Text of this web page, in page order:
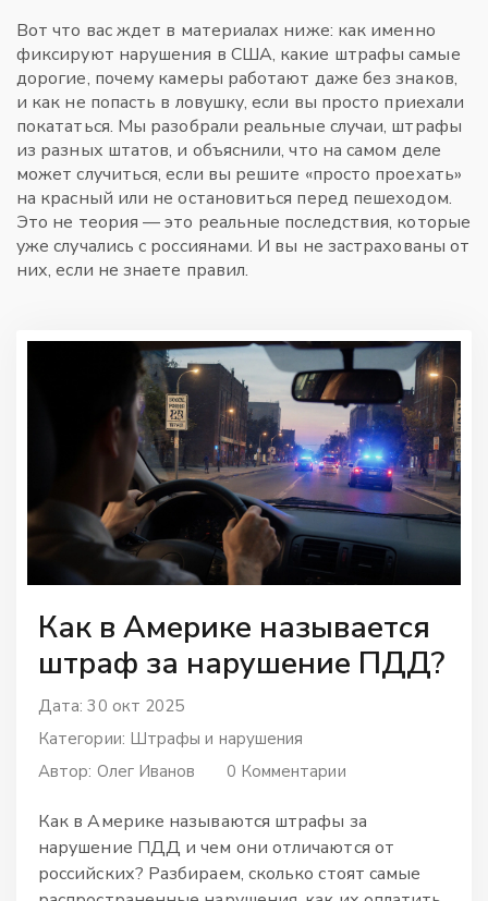
Вот что вас ждет в материалах ниже: как именно
фиксируют нарушения в США, какие штрафы самые
дорогие, почему камеры работают даже без знаков,
и как не попасть в ловушку, если вы просто приехали
покататься. Мы разобрали реальные случаи, штрафы
из разных штатов, и объяснили, что на самом деле
может случиться, если вы решите «просто проехать»
на красный или не остановиться перед пешеходом.
Это не теория — это реальные последствия, которые
уже случались с россиянами. И вы не застрахованы от
них, если не знаете правил.
Как в Америке называется
штраф за нарушение ПДД?
Дата: 30 окт 2025
Категории: Штрафы и нарушения
Автор: Олег Иванов 0 Комментарии
Как в Америке называются штрафы за
нарушение ПДД и чем они отличаются от
российских? Разбираем, сколько стоят самые